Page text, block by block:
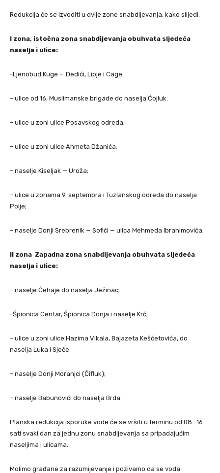
Redukcija će se izvoditi u dvije zone snabdijevanja, kako slijedi:
I zona, istočna zona snabdijevanja obuhvata sljedeća
naselja i ulice:
-Ljenobud Kuge – Dedići, Lipje i Cage:
– ulice od 16. Muslimanske brigade do naselja Ćojluk:
– ulice u zoni ulice Posavskog odreda;
– ulice u zoni ulice Ahmeta Džanića;
– naselje Kiseljak — Uroža;
– ulice u zonama 9. septembra i Tuzlanskog odreda do naselja
Polje;
– naselje Donji Srebrenik — Sofići — ulica Mehmeda Ibrahimovića.
II zona Zapadna zona snabdijevanja obuhvata sljedeća
naselja i ulice:
– naselje Ćehaje do naselja Ježinac;
-Špionica Centar, Špionica Donja i naselje Krč;
– ulice u zoni ulice Hazima Vikala, Bajazeta Kešćetovića, do
naselja Luka i Sječe
– naselje Donji Moranjci (Čifluk);
– naselje Babunovići do naselja Brda.
Planska redukcija isporuke vode će se vršiti u terminu od 08- 16
sati svaki dan za jednu zonu snabdijevanja sa pripadajućim
naseljima i ulicama.
Molimo građane za razumijevanje i pozivamo da se voda